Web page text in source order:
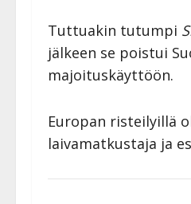
Tuttuakin tutumpi
jälkeen se poistui
majoituskäyttöön.
Europan risteilyillä
laivamatkustaja ja